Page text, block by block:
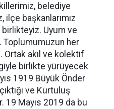
belediye
ilçe başkanlarımız
birlikteyiz. Uyum ve
Toplumumuzun her
akıl ve kolektif
birlikte yürüyecek
1919 Büyük Önder
ve Kurtuluş
19 Mayıs 2019 da bu